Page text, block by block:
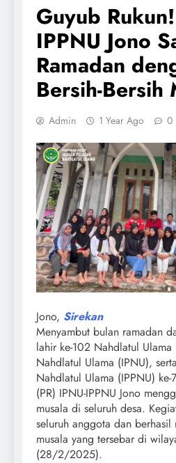
Guyub
IPPNU Jono
Ramadan
Bersih-Bersih
Admin 1 Year Ago 0
Jono, Sirekan
Menyambut bulan ramadan
lahir ke-102 Nahdlatul
Nahdlatul Ulama (IPNU),
Nahdlatul Ulama (IPPNU)
(PR) IPNU-IPPNU Jono
musala di seluruh desa.
seluruh anggota dan berhasil
musala yang tersebar di
(28/2/2025).